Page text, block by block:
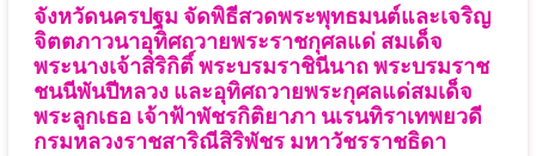
จังหวัดนครปฐม จัดพิธีสวดพระพุทธมนต์และเจริญ
จิตตภาวนาอุทิศถวายพระราชกุศลแด่ สมเด็จ
พระนางเจ้าสิริกิติ์ พระบรมราชินีนาถ พระบรมราช
ชนนีพันปีหลวง และอุทิศถวายพระกุศลแด่สมเด็จ
พระลูกเธอ เจ้าฟ้าพัชรกิติยาภา นเรนทิราเทพยวดี
กรมหลวงราชสาริณีสิริพัชร มหาวัชรราชธิดา